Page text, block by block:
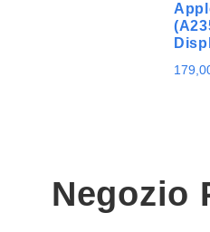
Negozio